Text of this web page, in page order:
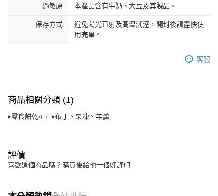
過敏原 本產品含有牛奶、大豆及其製品。
保存方式
避免陽光直射及高溫潮溼，開封後請盡快使
用完畢。
客服
商品相關分類 (1)
▸零食餅乾◃ ▸布丁、果凍、羊羹
評價
喜歡這個商品嗎？購買後給他一個好評吧